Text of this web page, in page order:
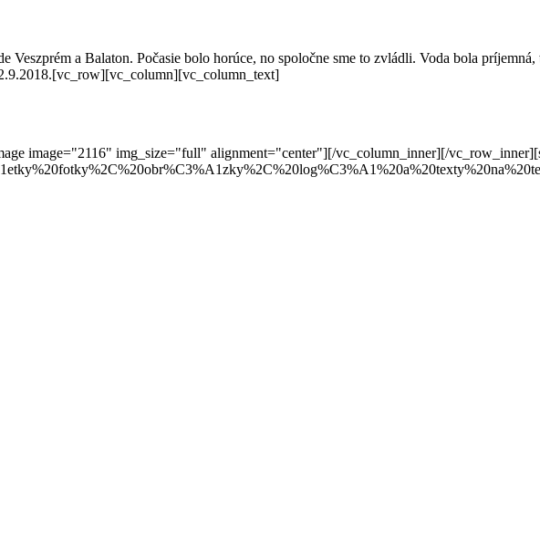
Veszprém a Balaton. Počasie bolo horúce, no spoločne sme to zvládli. Voda bola
image="2116" img_size="full" alignment="center"][/vc_column_inner][/